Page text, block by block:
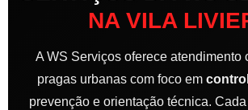
NA VILA
A WS Serviços oferece atendimento
pragas urbanas com foco em
prevenção e orientação técnica.